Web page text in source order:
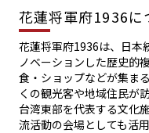
花蓮将軍府1936に
花蓮将軍府1936は、日本
ノベーションした歴史的
食・ショップなどが集ま
くの観光客や地域住民が
台湾東部を代表する文化
流活動の会場としても活